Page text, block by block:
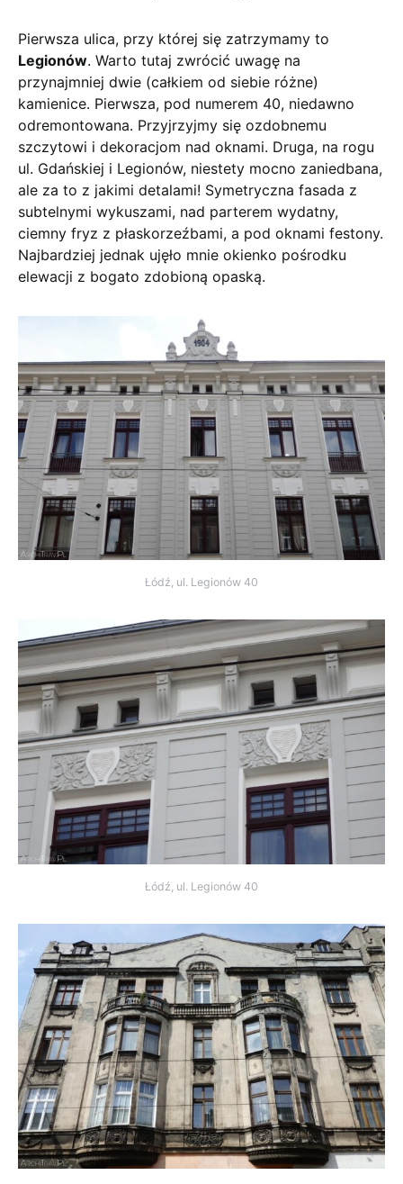
Pierwsza ulica, przy której się zatrzymamy to
Legionów. Warto tutaj zwrócić uwagę na
przynajmniej dwie (całkiem od siebie różne)
kamienice. Pierwsza, pod numerem 40, niedawno
odremontowana. Przyjrzyjmy się ozdobnemu
szczytowi i dekoracjom nad oknami. Druga, na rogu
ul. Gdańskiej i Legionów, niestety mocno zaniedbana,
ale za to z jakimi detalami! Symetryczna fasada z
subtelnymi wykuszami, nad parterem wydatny,
ciemny fryz z płaskorzeźbami, a pod oknami festony.
Najbardziej jednak ujęło mnie okienko pośrodku
elewacji z bogato zdobioną opaską.
Łódź, ul. Legionów 40
Łódź, ul. Legionów 40